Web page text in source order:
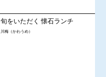
旬をいただく 懐石ランチ
川梅（かわうめ）